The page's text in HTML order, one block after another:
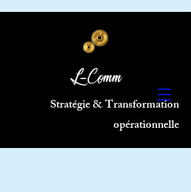
L-Comm
Stratégie & Transformation
opérationnelle